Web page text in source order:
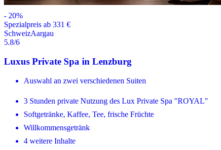
- 20%
Spezialpreis ab 331 €
SchweizAargau
5.8/6
Luxus Private Spa in Lenzburg
Auswahl an zwei verschiedenen Suiten
3 Stunden private Nutzung des Lux Private Spa "ROYAL"
Softgetränke, Kaffee, Tee, frische Früchte
Willkommensgetränk
4 weitere Inhalte